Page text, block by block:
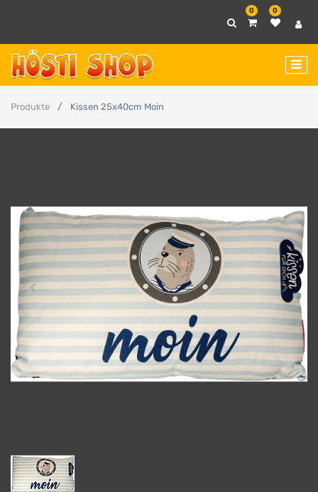
0 0
Produkte Kissen 25x40cm Moin